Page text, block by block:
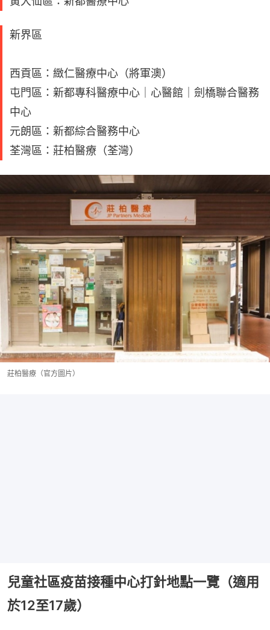
新界區
西貢區：緻仁醫療中心（將軍澳）
屯門區：新都專科醫療中心｜心醫館｜劍橋聯合醫務
中心
元朗區：新都綜合醫務中心
荃灣區：莊柏醫療（荃灣）
莊柏醫療（官方圖片）
兒童社區疫苗接種中心打針地點一覽（適用
於12至17歲）